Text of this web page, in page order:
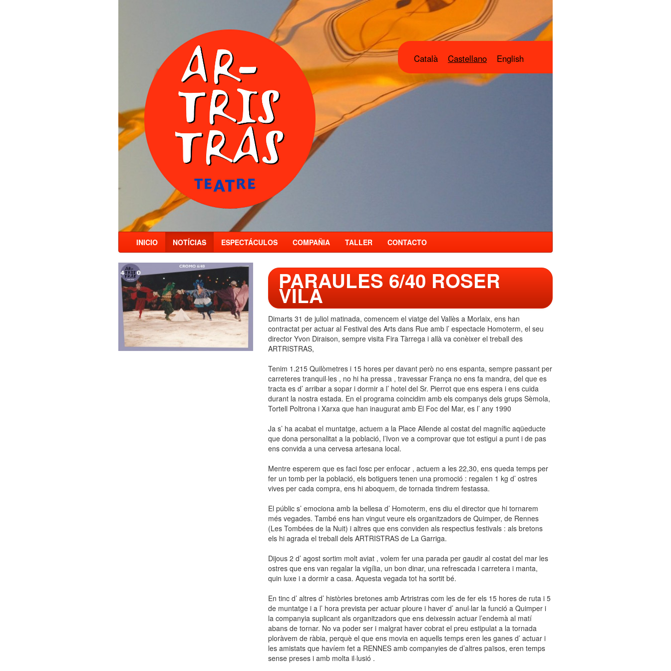
Català Castellano English
INICIO NOTÍCIAS ESPECTÁCULOS COMPAÑIA TALLER CONTACTO
PARAULES 6/40 ROSER
VILÀ
Dimarts 31 de juliol matinada, comencem el viatge del Vallès a Morlaix, ens han
contractat per actuar al Festival des Arts dans Rue amb l’ espectacle Homoterm, el seu
director Yvon Diraison, sempre visita Fira Tàrrega i allà va conèixer el treball des
ARTRISTRAS,
Tenim 1.215 Quilòmetres i 15 hores per davant però no ens espanta, sempre passant per
carreteres tranquil·les , no hi ha pressa , travessar França no ens fa mandra, del que es
tracta es d’ arribar a sopar i dormir a l’ hotel del Sr. Pierrot que ens espera i ens cuida
durant la nostra estada. En el programa coincidim amb els companys dels grups Sèmola,
Tortell Poltrona i Xarxa que han inaugurat amb El Foc del Mar, es l’ any 1990
Ja s’ ha acabat el muntatge, actuem a la Place Allende al costat del magnífic aqüeducte
que dona personalitat a la població, l’Ivon ve a comprovar que tot estigui a punt i de pas
ens convida a una cervesa artesana local.
Mentre esperem que es faci fosc per enfocar , actuem a les 22,30, ens queda temps per
fer un tomb per la població, els botiguers tenen una promoció : regalen 1 kg d’ ostres
vives per cada compra, ens hi aboquem, de tornada tindrem festassa.
El públic s’ emociona amb la bellesa d’ Homoterm, ens diu el director que hi tornarem
més vegades. També ens han vingut veure els organitzadors de Quimper, de Rennes
(Les Tombées de la Nuit) i altres que ens conviden als respectius festivals : als bretons
els hi agrada el treball dels ARTRISTRAS de La Garriga.
Dijous 2 d’ agost sortim molt aviat , volem fer una parada per gaudir al costat del mar les
ostres que ens van regalar la vigília, un bon dinar, una refrescada i carretera i manta,
quin luxe i a dormir a casa. Aquesta vegada tot ha sortit bé.
En tinc d’ altres d’ històries bretones amb Artristras com les de fer els 15 hores de ruta i 5
de muntatge i a l’ hora prevista per actuar ploure i haver d’ anul·lar la funció a Quimper i
la companyia suplicant als organitzadors que ens deixessin actuar l’endemà al matí
abans de tornar. No va poder ser i malgrat haver cobrat el preu estipulat a la tornada
ploràvem de ràbia, perquè el que ens movia en aquells temps eren les ganes d’ actuar i
les amistats que havíem fet a RENNES amb companyies de d’altres països, eren temps
sense preses i amb molta il·lusió .